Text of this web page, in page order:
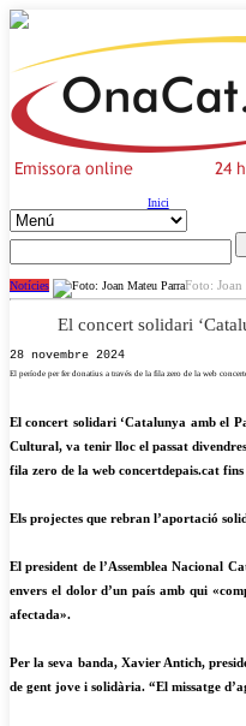
Inici
Notícies Foto: Joan
El concert solidari
28 novembre 2024
El període per fer donatius a través de la fila zero de la web
El concert solidari ‘Catalunya amb el
Cultural, va tenir lloc el passat
fila zero de la web concertdepais.cat fins
Els projectes que rebran l’aportació
El president de l’Assemblea Nacional
envers el dolor d’un país amb qui
afectada».
Per la seva banda, Xavier Antich,
de gent jove i solidària. “El missatge